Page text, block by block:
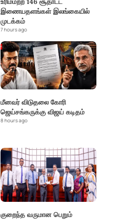
இணையதளங்கள் இலங்கையில்
முடக்கம்
7 hours ago
மீனவர் விடுதலை கோரி
ஜெய்சங்கருக்கு விஜய் கடிதம்
8 hours ago
குறைந்த வருமான பெறும்